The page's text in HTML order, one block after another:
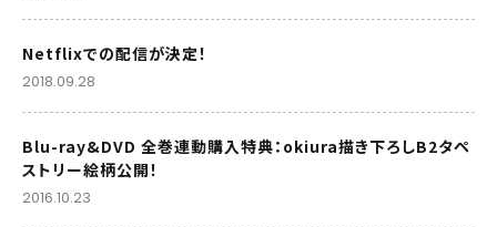
Netflixでの配信が決定！
2018.09.28
Blu-ray&DVD 全巻連動購入特典：okiura描き下ろしB2タペ
ストリー絵柄公開！
2016.10.23